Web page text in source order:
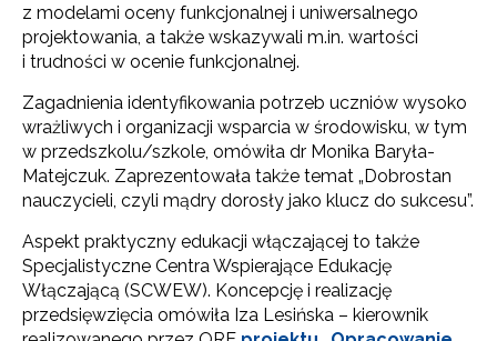
z modelami oceny funkcjonalnej i uniwersalnego
projektowania, a także wskazywali m.in. wartości
i trudności w ocenie funkcjonalnej.
Zagadnienia identyfikowania potrzeb uczniów wysoko
wrażliwych i organizacji wsparcia w środowisku, w tym
w przedszkolu/szkole, omówiła dr Monika Baryła-
Matejczuk. Zaprezentowała także temat „Dobrostan
nauczycieli, czyli mądry dorosły jako klucz do sukcesu”.
Aspekt praktyczny edukacji włączającej to także
Specjalistyczne Centra Wspierające Edukację
Włączającą (SCWEW). Koncepcję i realizację
przedsięwzięcia omówiła Iza Lesińska – kierownik